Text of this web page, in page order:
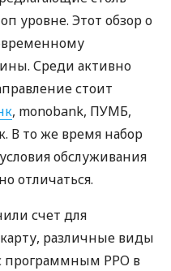
уровне. Этот обзор о
Среди активно
стоит
, monobank, ПУМБ,
В то же время набор
обслуживания
отличаться.
счет для
различные виды
программным РРО в